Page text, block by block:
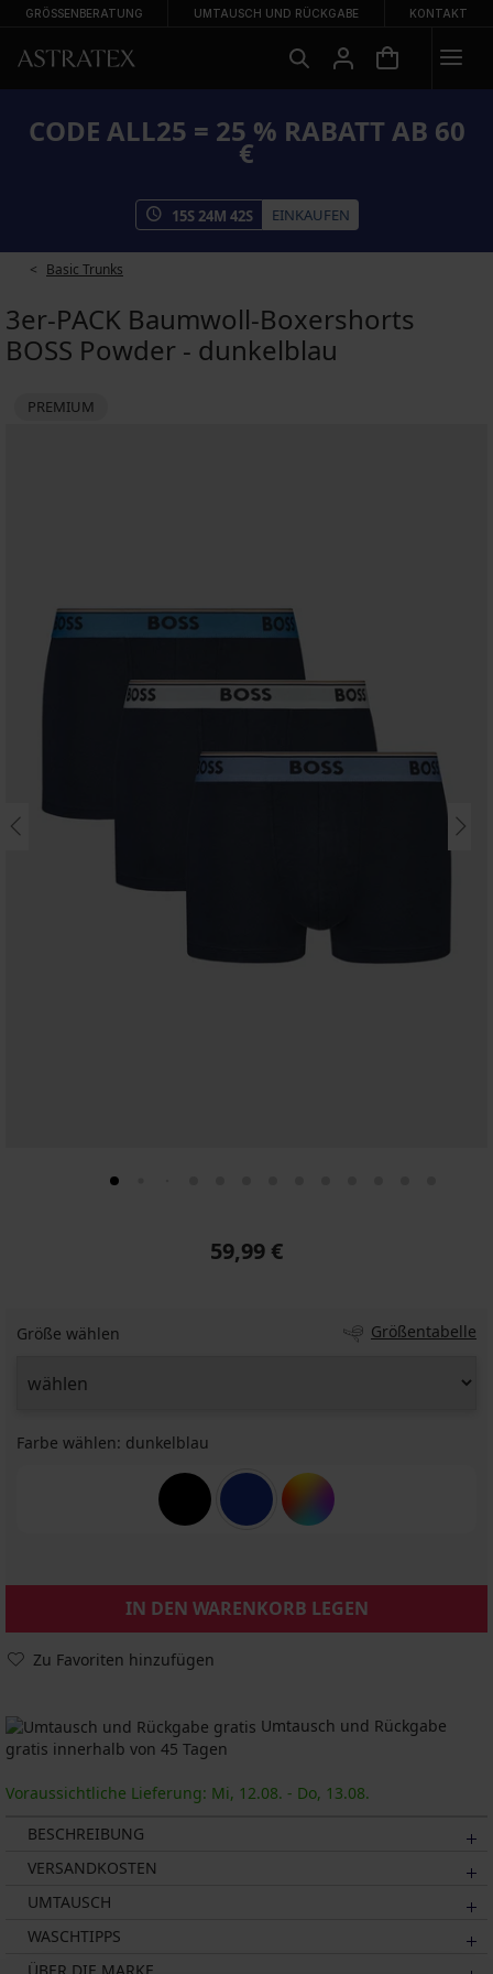
GRÖSSENBERATUNG UMTAUSCH UND RÜCKGABE KONTAKT
CODE ALL25 = 25 % RABATT AB 60
€
15S24M 41S EINKAUFEN
Basic Trunks
3er-PACK Baumwoll-Boxershorts
BOSS Powder - dunkelblau
PREMIUM
59,99 €
Größe wählen Größentabelle
Farbe wählen: dunkelblau
IN DEN WARENKORB LEGEN
Zu Favoriten hinzufügen
Umtausch und Rückgabe
gratis innerhalb von 45 Tagen
Voraussichtliche Lieferung: Mi, 12.08. - Do, 13.08.
BESCHREIBUNG
VERSANDKOSTEN
UMTAUSCH
WASCHTIPPS